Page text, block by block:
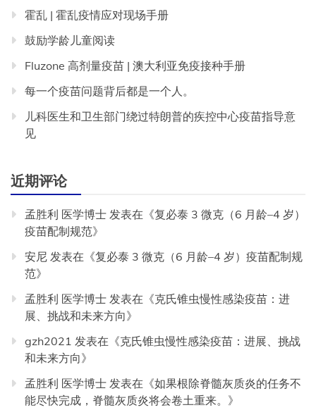
霍乱 | 霍乱疫情应对现场手册
鼓励学龄儿童阅读
Fluzone 高剂量疫苗 | 澳大利亚免疫接种手册
每一个疫苗问题背后都是一个人。
儿科医生和卫生部门绕过特朗普的疾控中心疫苗指导意
见
近期评论
孟胜利 医学博士 发表在《复必泰 3 微克（6 月龄–4 岁）
疫苗配制规范》
安尼 发表在《复必泰 3 微克（6 月龄–4 岁）疫苗配制规
范》
孟胜利 医学博士 发表在《克氏锥虫慢性感染疫苗：进
展、挑战和未来方向》
gzh2021 发表在《克氏锥虫慢性感染疫苗：进展、挑战
和未来方向》
孟胜利 医学博士 发表在《如果根除脊髓灰质炎的任务不
能尽快完成，脊髓灰质炎将会卷土重来。 》